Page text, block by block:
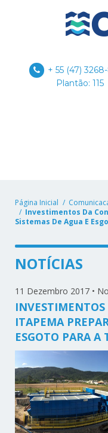
+ 55 (47)
Plantão: 115
Página Inicial
Investimentos Da
Sistemas De Agua E
NOTÍCIAS
11 Dezembro 2017 •
ITAPEMA
ESGOTO PARA A